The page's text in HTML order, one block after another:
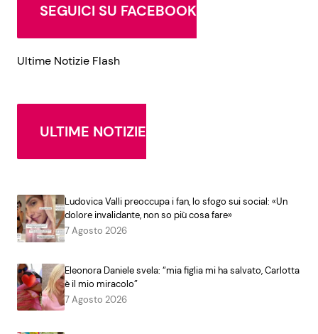
SEGUICI SU FACEBOOK
Ultime Notizie Flash
ULTIME NOTIZIE
Ludovica Valli preoccupa i fan, lo sfogo sui social: «Un
dolore invalidante, non so più cosa fare»
7 Agosto 2026
Eleonora Daniele svela: “mia figlia mi ha salvato, Carlotta
è il mio miracolo”
7 Agosto 2026